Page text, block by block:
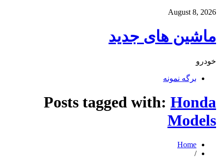
August 8, 2026
ماشین های جدید
خودرو
برگه نمونه
Posts tagged with: Honda
Models
Home
/